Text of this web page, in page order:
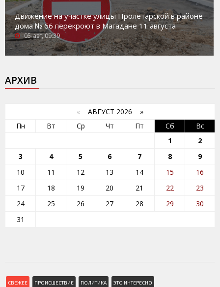
Движение на участке улицы Пролетарской в районе
дома № 66 перекроют в Магадане 11 августа
05-авг, 09:39
АРХИВ
« АВГУСТ 2026 »
Пн
Вт Ср Чт Пт Сб
Вс
1
2
3
4 5 6 7 8
9
10
11 12 13 14 15
16
17
18 19 20 21 22
23
24
25 26 27 28 29
30
31
СВЕЖЕЕ ПРОИСШЕСТВИЕ ПОЛИТИКА ЭТО ИНТЕРЕСНО